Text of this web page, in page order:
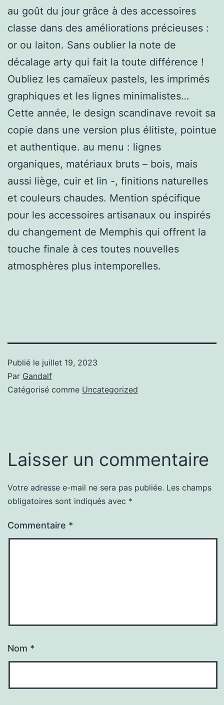
au goût du jour grâce à des accessoires
classe dans des améliorations précieuses :
or ou laiton. Sans oublier la note de
décalage arty qui fait la toute différence !
Oubliez les camaïeux pastels, les imprimés
graphiques et les lignes minimalistes…
Cette année, le design scandinave revoit sa
copie dans une version plus élitiste, pointue
et authentique. au menu : lignes
organiques, matériaux bruts – bois, mais
aussi liège, cuir et lin -, finitions naturelles
et couleurs chaudes. Mention spécifique
pour les accessoires artisanaux ou inspirés
du changement de Memphis qui offrent la
touche finale à ces toutes nouvelles
atmosphères plus intemporelles.
Publié le juillet 19, 2023
Par Gandalf
Catégorisé comme Uncategorized
Laisser un commentaire
Votre adresse e-mail ne sera pas publiée. Les champs
obligatoires sont indiqués avec *
Commentaire *
Nom *